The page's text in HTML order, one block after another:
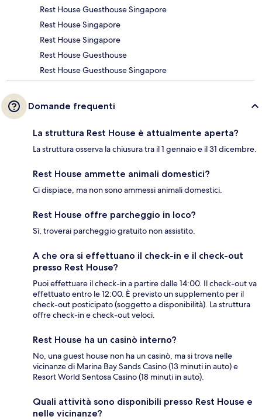
Rest House Guesthouse Singapore
Rest House Singapore
Rest House Singapore
Rest House Guesthouse
Rest House Guesthouse Singapore
Domande frequenti
La struttura Rest House è attualmente aperta?
La struttura osserva la chiusura tra il 1 gennaio e il 31 dicembre.
Rest House ammette animali domestici?
Ci dispiace, ma non sono ammessi animali domestici.
Rest House offre parcheggio in loco?
Sì, troverai parcheggio gratuito non assistito.
A che ora si effettuano il check-in e il check-out
presso Rest House?
Puoi effettuare il check-in a partire dalle 14:00. Il check-out va
effettuato entro le 12:00. È previsto un supplemento per il
check-out posticipato (soggetto a disponibilità). La struttura
offre check-in e check-out veloci.
Rest House ha un casinò interno?
No, una guest house non ha un casinò, ma si trova nelle
vicinanze di Marina Bay Sands Casino (13 minuti in auto) e
Resort World Sentosa Casino (18 minuti in auto).
Quali attività sono disponibili presso Rest House e
nelle vicinanze?